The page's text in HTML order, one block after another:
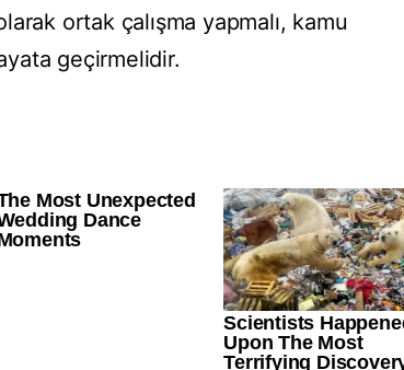
ortak çalışma yapmalı, kamu
geçirmelidir.